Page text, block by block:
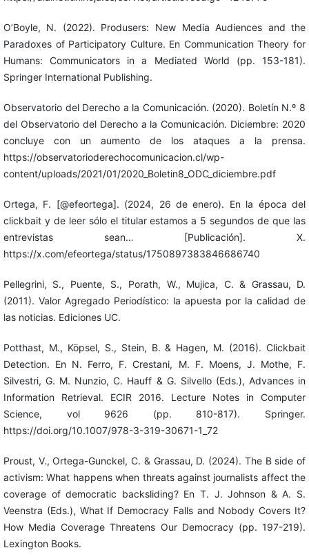
O’Boyle, N. (2022). Produsers: New Media Audiences and the
Paradoxes of Participatory Culture. En Communication Theory for
Humans: Communicators in a Mediated World (pp. 153-181).
Springer International Publishing.
Observatorio del Derecho a la Comunicación. (2020). Boletín N.º 8
del Observatorio del Derecho a la Comunicación. Diciembre: 2020
concluye con un aumento de los ataques a la prensa.
https://observatorioderechocomunicacion.cl/wp-
content/uploads/2021/01/2020_Boletin8_ODC_diciembre.pdf
Ortega, F. [@efeortega]. (2024, 26 de enero). En la época del
clickbait y de leer sólo el titular estamos a 5 segundos de que las
entrevistas sean… [Publicación]. X.
https://x.com/efeortega/status/1750897383846686740
Pellegrini, S., Puente, S., Porath, W., Mujica, C. & Grassau, D.
(2011). Valor Agregado Periodístico: la apuesta por la calidad de
las noticias. Ediciones UC.
Potthast, M., Köpsel, S., Stein, B. & Hagen, M. (2016). Clickbait
Detection. En N. Ferro, F. Crestani, M. F. Moens, J. Mothe, F.
Silvestri, G. M. Nunzio, C. Hauff & G. Silvello (Eds.), Advances in
Information Retrieval. ECIR 2016. Lecture Notes in Computer
Science, vol 9626 (pp. 810-817). Springer.
https://doi.org/10.1007/978-3-319-30671-1_72
Proust, V., Ortega-Gunckel, C. & Grassau, D. (2024). The B side of
activism: What happens when threats against journalists affect the
coverage of democratic backsliding? En T. J. Johnson & A. S.
Veenstra (Eds.), What If Democracy Falls and Nobody Covers It?
How Media Coverage Threatens Our Democracy (pp. 197-219).
Lexington Books.